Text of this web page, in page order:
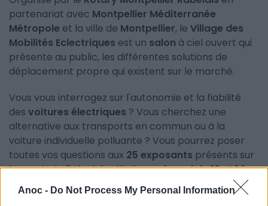
Anoc - Do Not Process My Personal Information
partenariat avec Montpellier Méditerranée
Métropole et la ville de Montpellier, le Village des
Mobilités Eclectriques est un salon à ciel ouvert qui
présente au public, les différentes solutions de
déplacement propre qui existent sur le marché.
Vous vous interrogez sur l'autonomie et la fiabilité
des voitures électriques ? Vous cherchez une
alternative aux transports en commun ou à la
voiture individuelle polluante ? Vous pourrez poser
toutes vos questions aux 25 exposants présents sur
le parvis de l'Hôtel de Ville leweek-end du 13 et 14
avril 2019, et peut-être trouver votre futur moyen
de transport.